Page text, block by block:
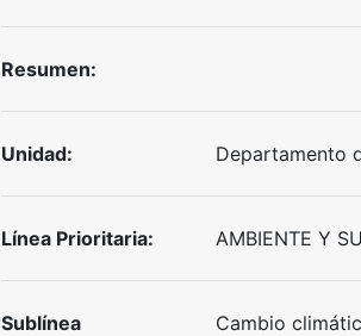
Resumen:
Unidad: Departamento
Línea Prioritaria: AMBIENTE Y
Sublínea
Cambio